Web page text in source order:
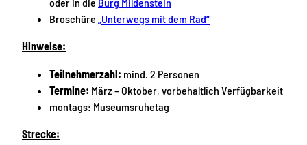
i
d
e
n
b
oder in die Burg Mildenstein
Broschüre „Unterwegs mit dem Rad“
Hinweise:
Teilnehmerzahl: mind. 2 Personen
Termine: März – Oktober, vorbehaltlich Verfügbarkeit
montags: Museumsruhetag
Strecke: